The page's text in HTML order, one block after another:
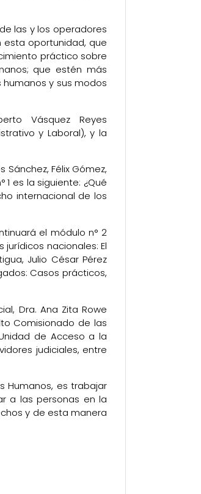
las y los operadores
esta oportunidad, que
práctico sobre
que estén más
y sus modos
Vásquez Reyes
y Laboral), y la
Félix Gómez,
es la siguiente: ¿Qué
internacional de los
el módulo n° 2
nacionales: El
Julio César Pérez
Casos prácticos,
Dra. Ana Zita Rowe
Comisionado de las
de Acceso a la
judiciales, entre
Humanos, es trabajar
a las personas en la
y de esta manera